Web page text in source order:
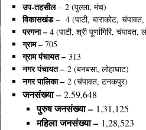
उप-तहसील– 2 (पुल्ला, मंच)
विकासखंड – 4 (पाटी, बाराकोट, चंपावत,
परगना – 4 (पाटी, श्री पूर्णागिरि, चंपावत,
ग्राम – 705
ग्राम पंचायत – 313
नगर पंचायत – 2 (बनबसा, लोहाघाट)
नगर पालिका – 2 (चंपावत, टनकपुर)
जनसंख्या –2,59,648
पुरुष जनसंख्या – 1,31,125
महिला जनसंख्या – 1,28,523